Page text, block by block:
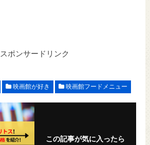
スポンサードリンク
映画館が好き 映画館フードメニュー
この記事が気に入ったら